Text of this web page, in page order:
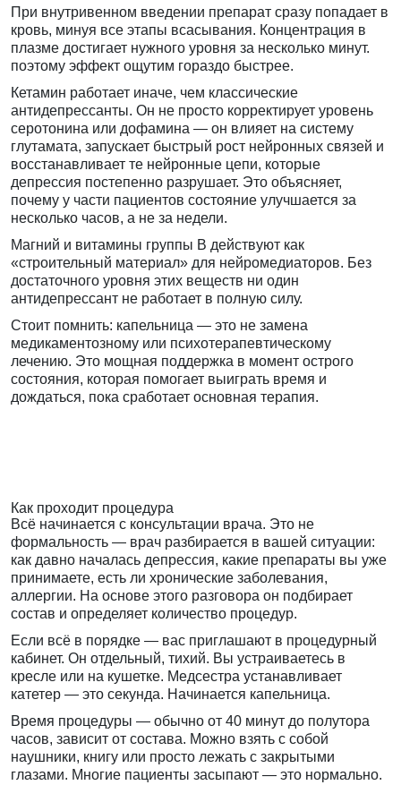
При внутривенном введении препарат сразу попадает в
кровь, минуя все этапы всасывания. Концентрация в
плазме достигает нужного уровня за несколько минут.
поэтому эффект ощутим гораздо быстрее.
Кетамин работает иначе, чем классические
антидепрессанты. Он не просто корректирует уровень
серотонина или дофамина — он влияет на систему
глутамата, запускает быстрый рост нейронных связей и
восстанавливает те нейронные цепи, которые
депрессия постепенно разрушает. Это объясняет,
почему у части пациентов состояние улучшается за
несколько часов, а не за недели.
Магний и витамины группы B действуют как
«строительный материал» для нейромедиаторов. Без
достаточного уровня этих веществ ни один
антидепрессант не работает в полную силу.
Стоит помнить: капельница — это не замена
медикаментозному или психотерапевтическому
лечению. Это мощная поддержка в момент острого
состояния, которая помогает выиграть время и
дождаться, пока сработает основная терапия.
Как проходит процедура
Всё начинается с консультации врача. Это не
формальность — врач разбирается в вашей ситуации:
как давно началась депрессия, какие препараты вы уже
принимаете, есть ли хронические заболевания,
аллергии. На основе этого разговора он подбирает
состав и определяет количество процедур.
Если всё в порядке — вас приглашают в процедурный
кабинет. Он отдельный, тихий. Вы устраиваетесь в
кресле или на кушетке. Медсестра устанавливает
катетер — это секунда. Начинается капельница.
Время процедуры — обычно от 40 минут до полутора
часов, зависит от состава. Можно взять с собой
наушники, книгу или просто лежать с закрытыми
глазами. Многие пациенты засыпают — это нормально.